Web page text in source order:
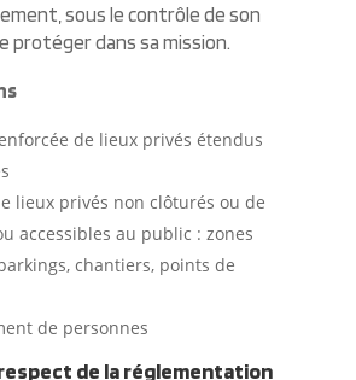
sous le contrôle de son
protéger dans sa mission.
de lieux privés étendus
lieux privés non clôturés ou de
accessibles au public : zones
chantiers, points de
de personnes
de la réglementation